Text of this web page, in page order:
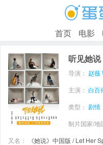
首页 电影
听见她说
导演： 赵薇
主演： 白百
类型： 剧情
制片国家/地
又名：
《她说》中国版 / Let Her